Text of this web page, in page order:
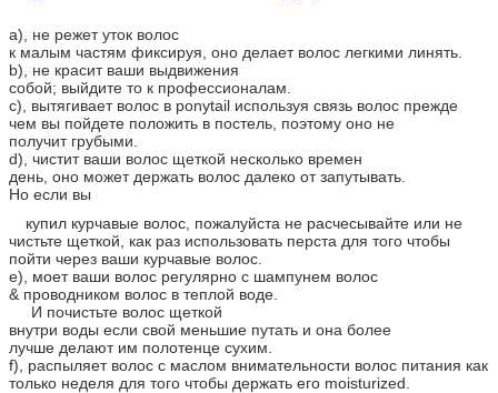
a), не режет уток волос
к малым частям фиксируя, оно делает волос легкими линять.
b), не красит ваши выдвижения
собой; выйдите то к профессионалам.
c), вытягивает волос в ponytail используя связь волос прежде
чем вы пойдете положить в постель, поэтому оно не
получит грубыми.
d), чистит ваши волос щеткой несколько времен
день, оно может держать волос далеко от запутывать.
Но если вы
купил курчавые волос, пожалуйста не расчесывайте или не
чистьте щеткой, как раз использовать перста для того чтобы
пойти через ваши курчавые волос.
e), моет ваши волос регулярно с шампунем волос
& проводником волос в теплой воде.
И почистьте волос щеткой
внутри воды если свой меньшие путать и она более
лучше делают им полотенце сухим.
f), распыляет волос с маслом внимательности волос питания как
только неделя для того чтобы держать его moisturized.